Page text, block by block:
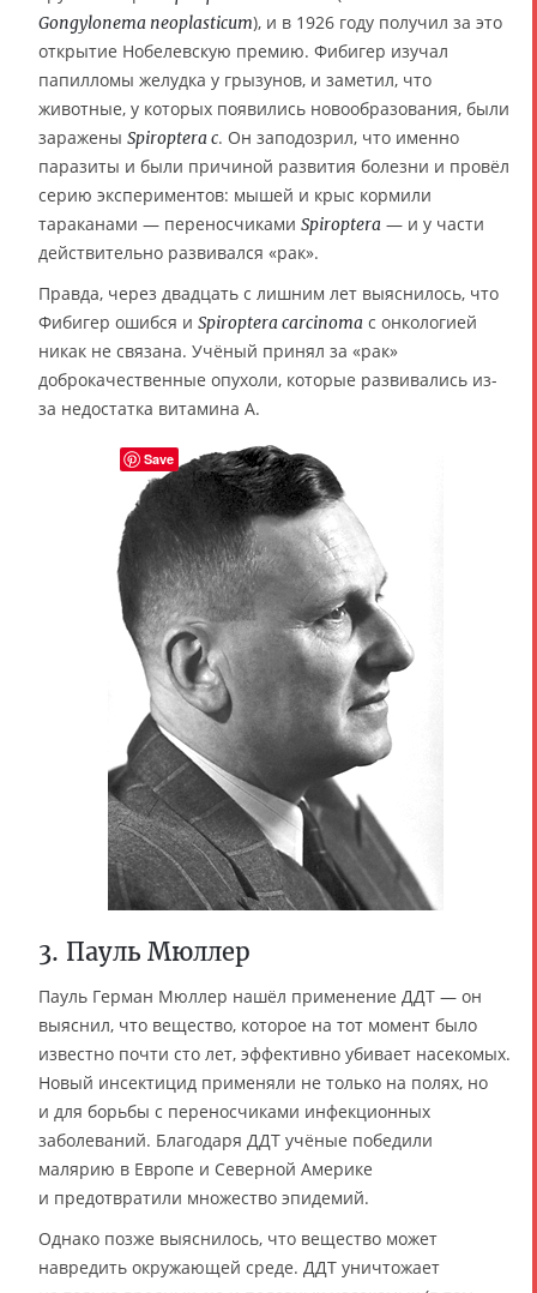
Gongylonema neoplasticum), и в 1926 году получил за это
открытие Нобелевскую премию. Фибигер изучал
папилломы желудка у грызунов, и заметил, что
животные, у которых появились новообразования, были
заражены Spiroptera c. Он заподозрил, что именно
паразиты и были причиной развития болезни и провёл
серию экспериментов: мышей и крыс кормили
тараканами — переносчиками Spiroptera — и у части
действительно развивался «рак».
Правда, через двадцать с лишним лет выяснилось, что
Фибигер ошибся и Spiroptera carcinoma с онкологией
никак не связана. Учёный принял за «рак»
доброкачественные опухоли, которые развивались из-
за недостатка витамина А.
3. Пауль Мюллер
Пауль Герман Мюллер нашёл применение ДДТ — он
выяснил, что вещество, которое на тот момент было
известно почти сто лет, эффективно убивает насекомых.
Новый инсектицид применяли не только на полях, но
и для борьбы с переносчиками инфекционных
заболеваний. Благодаря ДДТ учёные победили
малярию в Европе и Северной Америке
и предотвратили множество эпидемий.
Однако позже выяснилось, что вещество может
навредить окружающей среде. ДДТ уничтожает
Save